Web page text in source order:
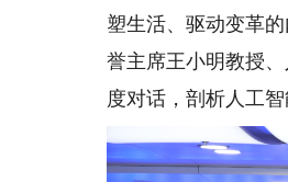
塑生活、驱动变革
誉主席王小明教授
度对话，剖析人工